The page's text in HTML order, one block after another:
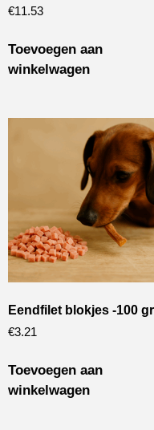
€11.53
Toevoegen aan
winkelwagen
Eendfilet blokjes -100
€3.21
Toevoegen aan
winkelwagen